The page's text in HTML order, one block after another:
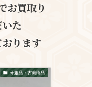
お買取り
た
ります
骨董品・古美術品